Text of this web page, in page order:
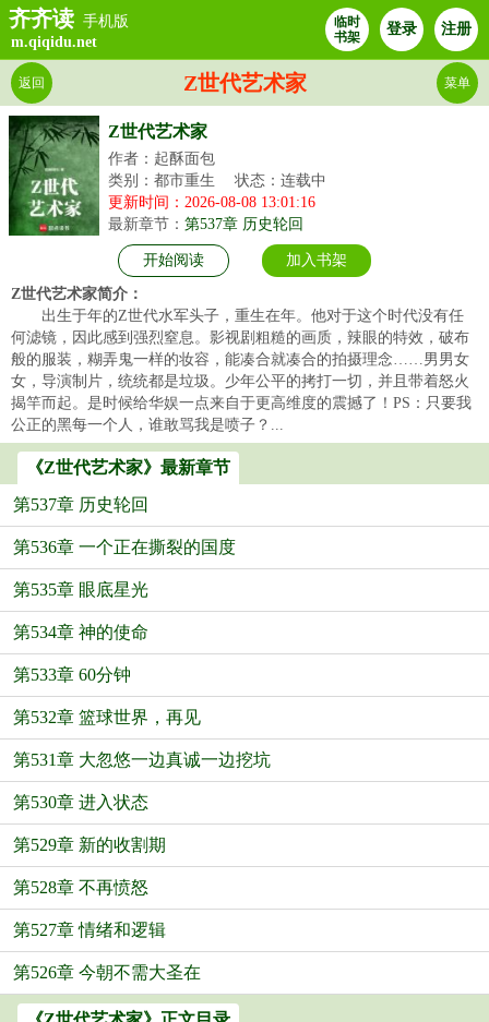
齐齐读 手机版
m.qiqidu.net
临时
书架
登录 注册
Z世代艺术家
返回 菜单
Z世代艺术家
作者：起酥面包
类别：都市重生
状态：连载中
更新时间：2026-08-08 13:01:16
最新章节： 第537章 历史轮回
开始阅读 加入书架
Z世代艺术家简介：
出生于年的Z世代水军头子，重生在年。他对于这个时代没有任
何滤镜，因此感到强烈窒息。影视剧粗糙的画质，辣眼的特效，破布
般的服装，糊弄鬼一样的妆容，能凑合就凑合的拍摄理念……男男女
女，导演制片，统统都是垃圾。少年公平的拷打一切，并且带着怒火
揭竿而起。是时候给华娱一点来自于更高维度的震撼了！PS：只要我
公正的黑每一个人，谁敢骂我是喷子？...
《Z世代艺术家》最新章节
第537章 历史轮回
第536章 一个正在撕裂的国度
第535章 眼底星光
第534章 神的使命
第533章 60分钟
第532章 篮球世界，再见
第531章 大忽悠一边真诚一边挖坑
第530章 进入状态
第529章 新的收割期
第528章 不再愤怒
第527章 情绪和逻辑
第526章 今朝不需大圣在